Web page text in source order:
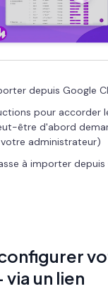
depuis Google
pour accorder
être d'abord
administrateur)
à importer
via un lien